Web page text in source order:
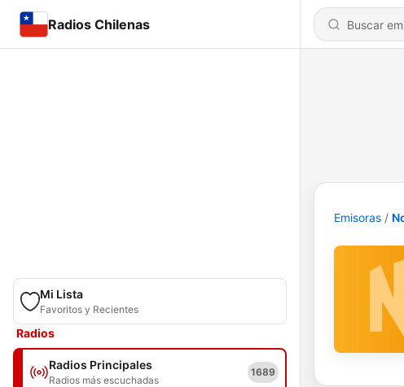
Radios Chilenas
Mi Lista
Favoritos y Recientes
Radios
Radios Principales
Radios más escuchadas
1689
Emisoras